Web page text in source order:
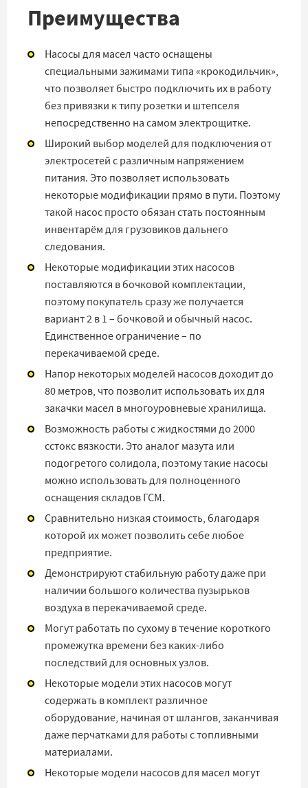
Преимущества
Насосы для масел часто оснащены
специальными зажимами типа «крокодильчик»,
что позволяет быстро подключить их в работу
без привязки к типу розетки и штепселя
непосредственно на самом электрощитке.
Широкий выбор моделей для подключения от
электросетей с различным напряжением
питания. Это позволяет использовать
некоторые модификации прямо в пути. Поэтому
такой насос просто обязан стать постоянным
инвентарём для грузовиков дальнего
следования.
Некоторые модификации этих насосов
поставляются в бочковой комплектации,
поэтому покупатель сразу же получается
вариант 2 в 1 – бочковой и обычный насос.
Единственное ограничение – по
перекачиваемой среде.
Напор некоторых моделей насосов доходит до
80 метров, что позволит использовать их для
закачки масел в многоуровневые хранилища.
Возможность работы с жидкостями до 2000
сстокс вязкости. Это аналог мазута или
подогретого солидола, поэтому такие насосы
можно использовать для полноценного
оснащения складов ГСМ.
Сравнительно низкая стоимость, благодаря
которой их может позволить себе любое
предприятие.
Демонстрируют стабильную работу даже при
наличии большого количества пузырьков
воздуха в перекачиваемой среде.
Могут работать по сухому в течение короткого
промежутка времени без каких-либо
последствий для основных узлов.
Некоторые модели этих насосов могут
содержать в комплект различное
оборудование, начиная от шлангов, заканчивая
даже перчатками для работы с топливными
материалами.
Некоторые модели насосов для масел могут